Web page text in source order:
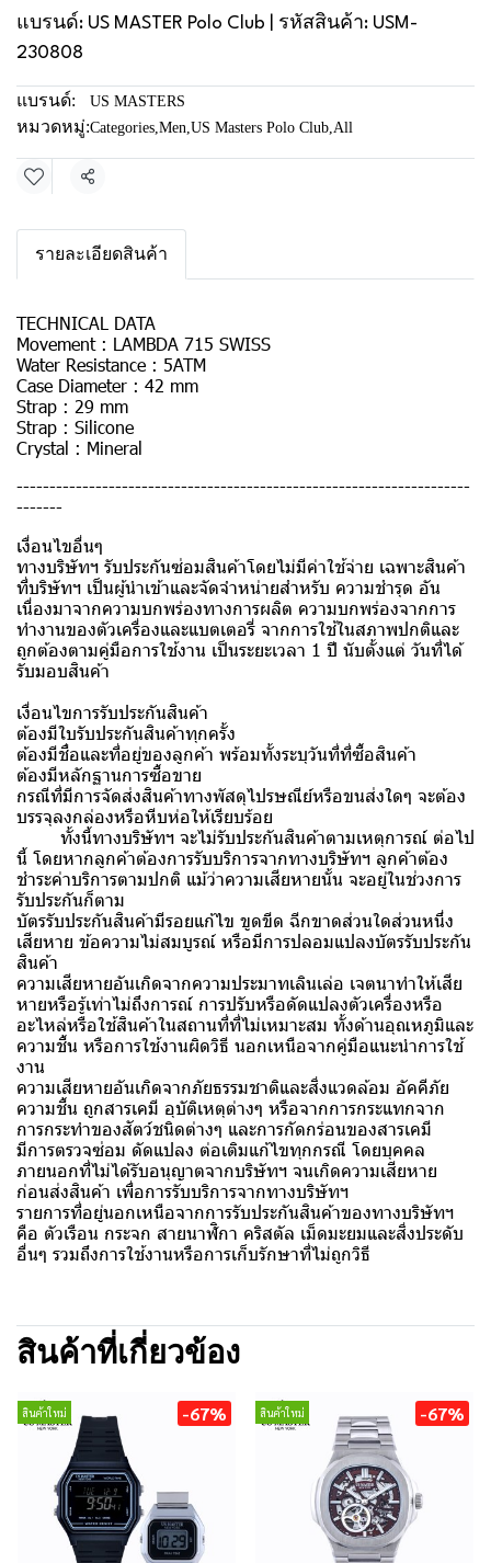
แบรนด์: US MASTER Polo Club | รหัสสินค้า: USM-
230808
แบรนด์: US MASTERS
หมวดหมู่:Categories,Men,US Masters Polo Club,All
แชร์
รายละเอียดสินค้า
TECHNICAL DATA
Movement : LAMBDA 715 SWISS
Water Resistance : 5ATM
Case Diameter : 42 mm
Strap : 29 mm
Strap : Silicone
Crystal : Mineral
---------------------------------------------------------------------
-------
เงื่อนไขอื่นๆ
ทางบริษัทฯ รับประกันซ่อมสินค้าโดยไม่มีค่าใช้จ่าย เฉพาะสินค้า
ที่บริษัทฯ เป็นผู้นำเข้าและจัดจำหน่ายสำหรับ ความชำรุด อัน
เนื่องมาจากความบกพร่องทางการผลิต ความบกพร่องจากการ
ทำงานของตัวเครื่องและแบตเตอรี่ จากการใช้ในสภาพปกติและ
ถูกต้องตามคู่มือการใช้งาน เป็นระยะเวลา 1 ปี นับตั้งแต่ วันที่ได้
รับมอบสินค้า
เงื่อนไขการรับประกันสินค้า
ต้องมีใบรับประกันสินค้าทุกครั้ง
ต้องมีชื่อและที่อยู่ของลูกค้า พร้อมทั้งระบุวันที่ที่ซื้อสินค้า
ต้องมีหลักฐานการซื้อขาย
กรณีที่มีการจัดส่งสินค้าทางพัสดุไปรษณีย์หรือขนส่งใดๆ จะต้อง
บรรจุลงกล่องหรือหีบห่อให้เรียบร้อย
ทั้งนี้ทางบริษัทฯ จะไม่รับประกันสินค้าตามเหตุการณ์ ต่อไป
นี้ โดยหากลูกค้าต้องการรับบริการจากทางบริษัทฯ ลูกค้าต้อง
ชำระค่าบริการตามปกติ แม้ว่าความเสียหายนั้น จะอยู่ในช่วงการ
รับประกันก็ตาม
บัตรรับประกันสินค้ามีรอยแก้ไข ขูดขีด ฉีกขาดส่วนใดส่วนหนึ่ง
เสียหาย ข้อความไม่สมบูรณ์ หรือมีการปลอมแปลงบัตรรับประกัน
สินค้า
ความเสียหายอันเกิดจากความประมาทเลินเล่อ เจตนาทำให้เสีย
หายหรือรู้เท่าไม่ถึงการณ์ การปรับหรือดัดแปลงตัวเครื่องหรือ
อะไหล่หรือใช้สินค้าในสถานที่ที่ไม่เหมาะสม ทั้งด้านอุณหภูมิและ
ความชื้น หรือการใช้งานผิดวิธี นอกเหนือจากคู่มือแนะนำการใช้
งาน
ความเสียหายอันเกิดจากภัยธรรมชาติและสิ่งแวดล้อม อัคคีภัย
ความชื้น ถูกสารเคมี อุบัติเหตุต่างๆ หรือจากการกระแทกจาก
การกระทำของสัตว์ชนิดต่างๆ และการกัดกร่อนของสารเคมี
มีการตรวจซ่อม ดัดแปลง ต่อเติมแก้ไขทุกกรณี โดยบุคคล
ภายนอกที่ไม่ได้รับอนุญาตจากบริษัทฯ จนเกิดความเสียหาย
ก่อนส่งสินค้า เพื่อการรับบริการจากทางบริษัทฯ
รายการที่อยู่นอกเหนือจากการรับประกันสินค้าของทางบริษัทฯ
คือ ตัวเรือน กระจก สายนาฬิกา คริสตัล เม็ดมะยมและสิ่งประดับ
อื่นๆ รวมถึงการใช้งานหรือการเก็บรักษาที่ไม่ถูกวิธี
สินค้าที่เกี่ยวข้อง
สินค้าใหม่ -67% สินค้าใหม่ -67%